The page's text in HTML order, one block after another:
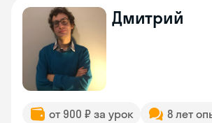
Дмитрий
от 900 ₽ за урок 8 лет